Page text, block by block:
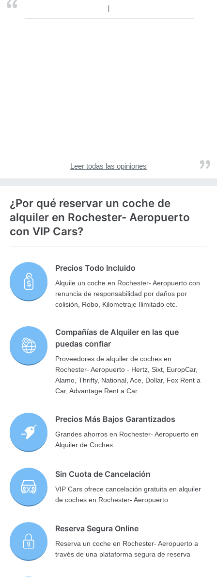
Leer todas las opiniones
¿Por qué reservar un coche de
alquiler en Rochester- Aeropuerto
con VIP Cars?
Precios Todo Incluido
Alquile un coche en Rochester- Aeropuerto con
renuncia de responsabilidad por daños por
colisión, Robo, Kilometraje Ilimitado etc.
Compañías de Alquiler en las que
puedas confiar
Proveedores de alquiler de coches en
Rochester- Aeropuerto - Hertz, Sixt, EuropCar,
Alamo, Thrifty, National, Ace, Dollar, Fox Rent a
Car, Advantage Rent a Car
Precios Más Bajos Garantizados
Grandes ahorros en Rochester- Aeropuerto en
Alquiler de Coches
Sin Cuota de Cancelación
VIP Cars ofrece cancelación gratuita en alquiler
de coches en Rochester- Aeropuerto
Reserva Segura Online
Reserva un coche en Rochester- Aeropuerto a
través de una plataforma segura de reserva